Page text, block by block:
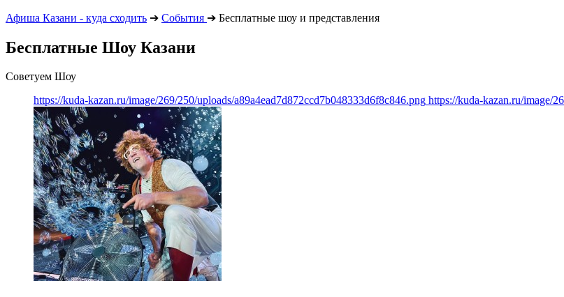
Афиша Казани - куда сходить ➔ События ➔ Бесплатные шоу и представления
Бесплатные Шоу Казани
Советуем Шоу
https://kuda-kazan.ru/image/269/250/uploads/a89a4ead7d872ccd7b048333d6f8c846.png https://kuda-kazan.ru/image/